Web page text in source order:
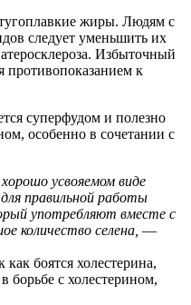
жиры. Людям с
следует уменьшить их
Избыточный
противопоказанием к
суперфудом и полезно
особенно в сочетании с
усвояемом виде
правильной работы
употребляют вместе с
количество селена, —
боятся холестерина,
борьбе с холестерином,